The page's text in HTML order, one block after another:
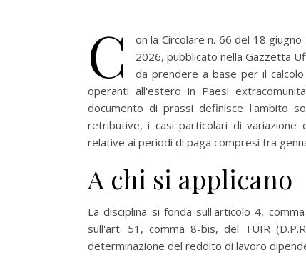
C
on la Circolare n. 66 del 18
2026, pubblicato nella Gazzetta
da prendere a base per il
operanti all'estero in Paesi
documento di prassi definisce l'ambito
retributive, i casi particolari di variazione
relative ai periodi di paga compresi tra
A chi si applicano
La disciplina si fonda sull'articolo 4,
sull'art. 51, comma 8-bis, del TUIR
determinazione del reddito di lavoro